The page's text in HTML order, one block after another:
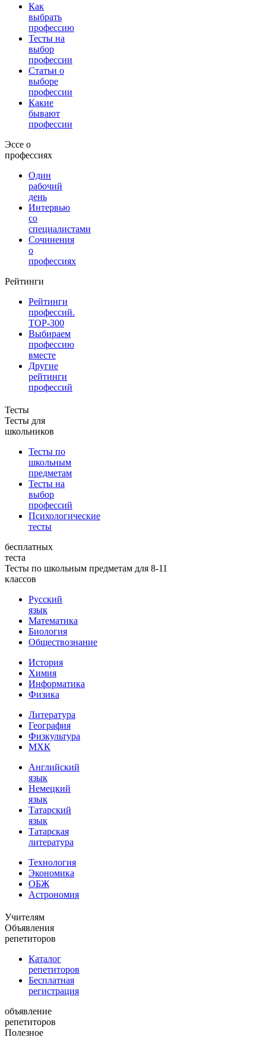
Как
выбрать
профессию
Тесты на
выбор
профессии
Статьи о
выборе
профессии
Какие
бывают
профессии
Эссе о
профессиях
Один
рабочий
день
Интервью
со
специалистами
Сочинения
о
профессиях
Рейтинги
Рейтинги
профессий.
TOP-300
Выбираем
профессию
вместе
Другие
рейтинги
профессий
Тесты
Тесты для
школьников
Тесты по
школьным
предметам
Тесты на
выбор
профессий
Психологические
тесты
бесплатных
теста
Тесты по школьным предметам для 8-11
классов
Русский
язык
Математика
Биология
Обществознание
История
Химия
Информатика
Физика
Литература
География
Физкультура
МХК
Английский
язык
Немецкий
язык
Татарский
язык
Татарская
литература
Технология
Экономика
ОБЖ
Астрономия
Учителям
Объявления
репетиторов
Каталог
репетиторов
Бесплатная
регистрация
объявление
репетиторов
Полезное